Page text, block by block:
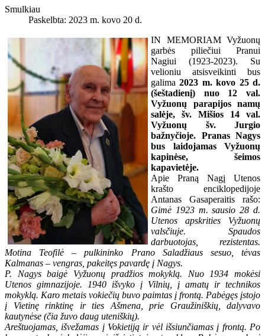
Smulkiau
Paskelbta: 2023 m. kovo 20 d.
IN MEMORIAM Vyžuonų
garbės piliečiui Pranui
Nagiui (1923-2023). Su
velioniu atsisveikinti bus
galima2023 m. kovo 25 d.
(šeštadienį) nuo 12 val.
Vyžuonų parapijos namų
salėje, šv. Mišios 14 val.
Vyžuonų šv. Jurgio
bažnyčioje. Pranas Nagys
bus laidojamas Vyžuonų
kapinėse, šeimos
kapavietėje.
Apie Praną Nagį Utenos
krašto enciklopedijoje
Antanas Gasaperaitis rašo:
Gimė 1923 m. sausio 28 d.
Utenos apskrities Vyžuonų
valsčiuje. Spaudos
darbuotojas, rezistentas.
Motina Teofilė – pulkininko Prano Saladžiaus sesuo, tėvas
Kalmanas – vengras, pakeitęs pavardę į Nagys.
P. Nagys baigė Vyžuonų pradžios mokyklą. Nuo 1934 mokėsi
Utenos gimnazijoje. 1940 išvyko į Vilnių, į amatų ir technikos
mokyklą. Karo metais vokiečių buvo paimtas į frontą. Pabėgęs įstojo
į Vietinę rinktinę ir ties Ašmena, prie Graužiniškių, dalyvavo
kautynėse (čia žuvo daug uteniškių).
Areštuojamas, išvežamas į Vokietiją ir vėl išsiunčiamas į frontą. Po